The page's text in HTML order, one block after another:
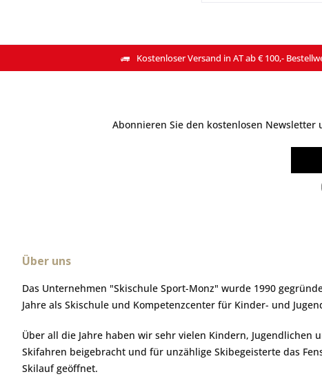
Kostenloser Versand in AT ab € 100,-
Abonnieren Sie den kostenlosen
Über uns
Das Unternehmen "Skischule Sport-Monz" wurde 1990
Jahre als Skischule und Kompetenzcenter für Kinder- und
Über all die Jahre haben wir sehr vielen Kindern, Jugendlichen
Skifahren beigebracht und für unzählige Skibegeisterte das
Skilauf geöffnet.